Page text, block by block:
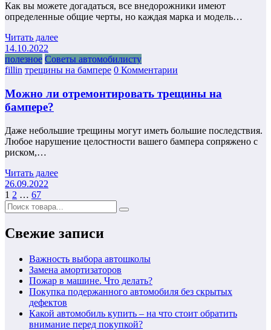
Как вы можете догадаться, все внедорожники имеют
определенные общие черты, но каждая марка и модель…
Читать далее
14.10.2022
полезное Советы автомобилисту
fillin трещины на бампере 0 Комментарии
Можно ли отремонтировать трещины на
бампере?
Даже небольшие трещины могут иметь большие последствия.
Любое нарушение целостности вашего бампера сопряжено с
риском,…
Читать далее
26.09.2022
Пагинация
записей
1 2 … 67
Свежие записи
Важность выбора автошколы
Замена амортизаторов
Пожар в машине. Что делать?
Покупка подержанного автомобиля без скрытых
дефектов
Какой автомобиль купить – на что стоит обратить
внимание перед покупкой?